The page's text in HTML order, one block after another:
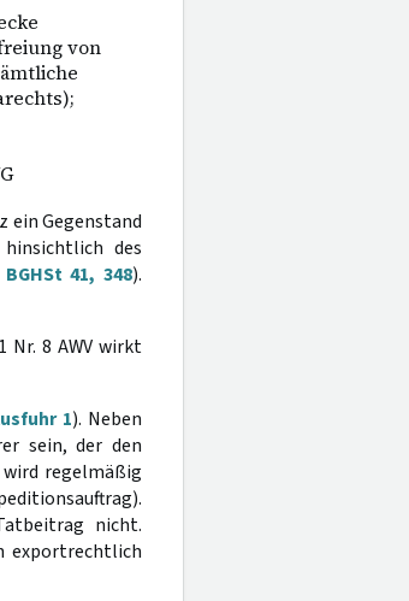
von
ein Gegenstand
des
BGHSt 41, 348).
Nr. 8 AWV wirkt
1). Neben
sein, der den
regelmäßig
nicht.
exportrechtlich